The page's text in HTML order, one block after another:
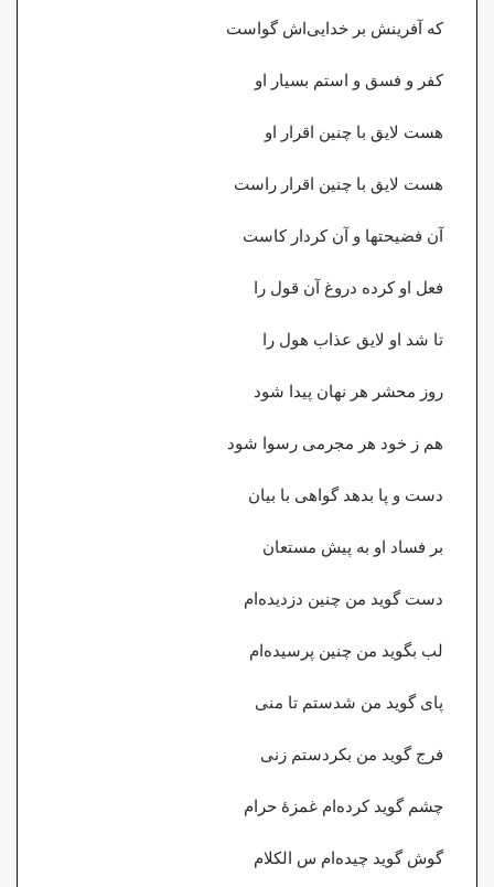
که آفرینش بر خدایی‌اش گواست
کفر و فسق و استم بسیار او
هست لایق با چنین اقرار او
هست لایق با چنین اقرار راست
آن فضیحتها و آن کردار کاست
فعل او کرده دروغ آن قول را
تا شد او لایق عذاب هول را
روز محشر هر نهان پیدا شود
هم ز خود هر مجرمی رسوا شود
دست و پا بدهد گواهی با بیان
بر فساد او به پیش مستعان
دست گوید من چنین دزدیده‌ام
لب بگوید من چنین پرسیده‌ام
پای گوید من شدستم تا منی
فرج گوید من بکردستم زنی
چشم گوید کرده‌ام غمزهٔ حرام
گوش گوید چیده‌ام س الکلام